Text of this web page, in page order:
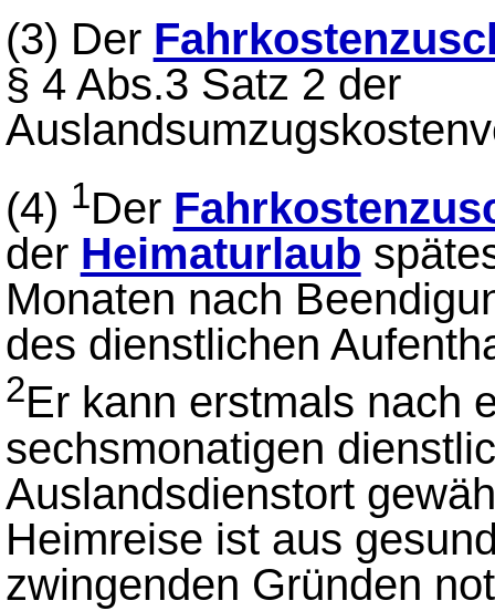
(3) Der
§ 4 Abs.3 Satz 2 der
(4) 1Der
der Heimaturlaub
Monaten nach
des dienstlichen
2Er kann erstmals nach
sechsmonatigen
Auslandsdienstort
Heimreise ist aus
zwingenden Gründen